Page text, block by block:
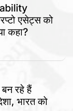
एसेट्स को
कहा?
रहे हैं
भारत को